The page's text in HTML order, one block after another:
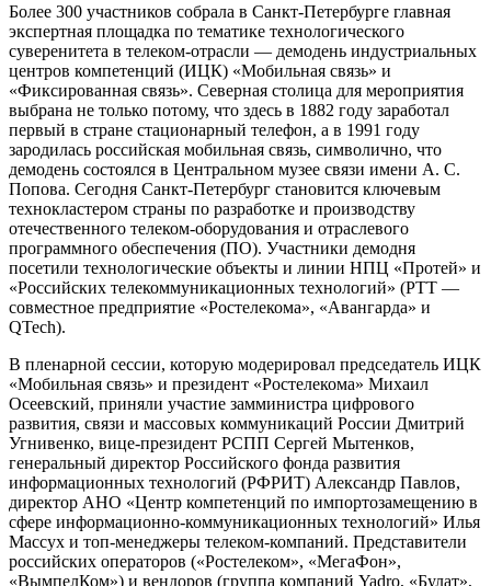
Более 300 участников собрала в Санкт-Петербурге главная
экспертная площадка по тематике технологического
суверенитета в телеком-отрасли — демодень индустриальных
центров компетенций (ИЦК) «Мобильная связь» и
«Фиксированная связь». Северная столица для мероприятия
выбрана не только потому, что здесь в 1882 году заработал
первый в стране стационарный телефон, а в 1991 году
зародилась российская мобильная связь, символично, что
демодень состоялся в Центральном музее связи имени А. С.
Попова. Сегодня Санкт-Петербург становится ключевым
технокластером страны по разработке и производству
отечественного телеком-оборудования и отраслевого
программного обеспечения (ПО). Участники демодня
посетили технологические объекты и линии НПЦ «Протей» и
«Российских телекоммуникационных технологий» (РТТ —
совместное предприятие «Ростелекома», «Авангарда» и
QTech).
В пленарной сессии, которую модерировал председатель ИЦК
«Мобильная связь» и президент «Ростелекома» Михаил
Осеевский, приняли участие замминистра цифрового
развития, связи и массовых коммуникаций России Дмитрий
Угнивенко, вице-президент РСПП Сергей Мытенков,
генеральный директор Российского фонда развития
информационных технологий (РФРИТ) Александр Павлов,
директор АНО «Центр компетенций по импортозамещению в
сфере информационно-коммуникационных технологий» Илья
Массух и топ-менеджеры телеком-компаний. Представители
российских операторов («Ростелеком», «МегаФон»,
«ВымпелКом») и вендоров (группа компаний Yadro, «Булат»,